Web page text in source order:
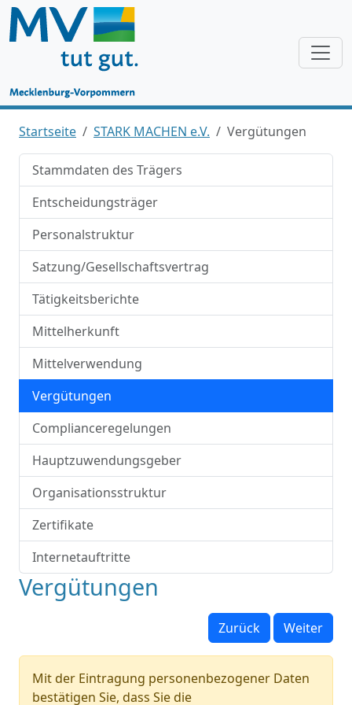
Startseite STARK MACHEN e.V. Vergütungen
Stammdaten des Trägers
Entscheidungsträger
Personalstruktur
Satzung/Gesellschaftsvertrag
Tätigkeitsberichte
Mittelherkunft
Mittelverwendung
Vergütungen
Complianceregelungen
Hauptzuwendungsgeber
Organisationsstruktur
Zertifikate
Internetauftritte
Vergütungen
Zurück Weiter
Mit der Eintragung personenbezogener Daten
bestätigen Sie, dass Sie die